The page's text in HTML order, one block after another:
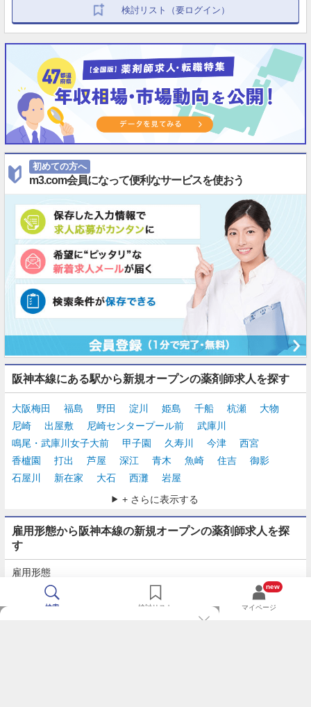
検討リスト（要ログイン）
初めての方へ
m3.com会員になって便利なサービスを使おう
阪神本線にある駅から新規オープンの薬剤師求人を探す
大阪梅田 福島 野田 淀川 姫島 千船 杭瀬
大物
尼崎
出屋敷 尼崎センタープール前
武庫川
鳴尾・武庫川女子大前
甲子園 久寿川 今津
西宮
香櫨園
打出 芦屋 深江 青木 魚崎 住吉
御影
石屋川
新在家 大石 西灘
岩屋
+ さらに表示する
雇用形態から阪神本線の新規オープンの薬剤師求人を探
す
雇用形態
契約社員 パート・アルバイト
検索 検討リスト
new
マイページ